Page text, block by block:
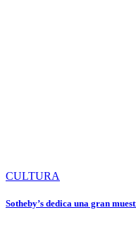
CULTURA
Sotheby’s dedica una gran